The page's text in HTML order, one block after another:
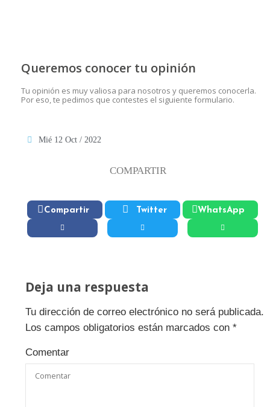
Queremos conocer tu opinión
Tu opinión es muy valiosa para nosotros y queremos conocerla.
Por eso, te pedimos que contestes el siguiente formulario.
Mié 12 Oct / 2022
COMPARTIR
Compartir Twitter WhatsApp
Deja una respuesta
Tu dirección de correo electrónico no será publicada.
Los campos obligatorios están marcados con *
Comentar